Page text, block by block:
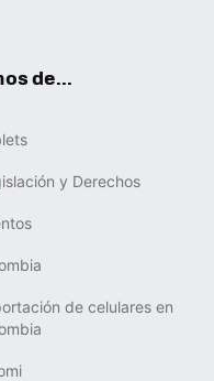
de...
y Derechos
de celulares en